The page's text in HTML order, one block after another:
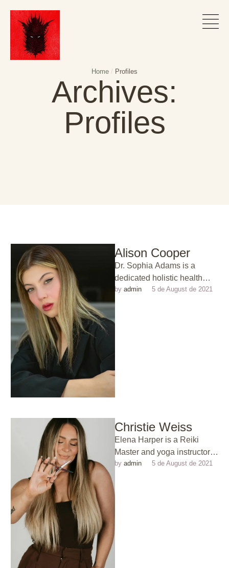
Home / Profiles
Archives:
Profiles
Alison Cooper
Dr. Sophia Adams is a
dedicated holistic health
expert who bridges the gap
between science and energy
by admin 5 de August de 2021
Christie Weiss
Elena Harper is a Reiki
Master and yoga instructor
with over eight years of
by admin 5 de August de 2021